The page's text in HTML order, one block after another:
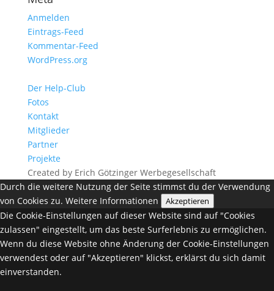
Anmelden
Eintrags-Feed
Kommentar-Feed
WordPress.org
Der Help-Club
Fotos
Kontakt
Mitglieder
Partner
Projekte
Created by Erich Götzinger Werbegesellschaft
Durch die weitere Nutzung der Seite stimmst du der Verwendung
von Cookies zu. Weitere Informationen Akzeptieren
Die Cookie-Einstellungen auf dieser Website sind auf "Cookies
zulassen" eingestellt, um das beste Surferlebnis zu ermöglichen.
Wenn du diese Website ohne Änderung der Cookie-Einstellungen
verwendest oder auf "Akzeptieren" klickst, erklärst du sich damit
einverstanden.